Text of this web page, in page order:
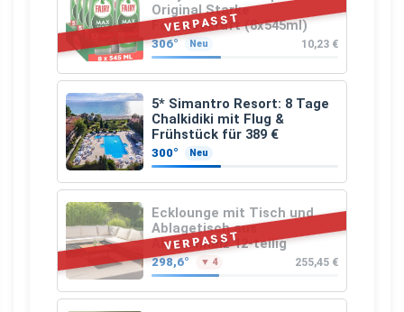
VERPASST
Original Starke
Fettlösekraft (8x545ml)
306° Neu 10,23 €
5* Simantro Resort: 8 Tage
Chalkidiki mit Flug &
Frühstück für 389 €
300° Neu
VERPASST
Ecklounge mit Tisch und
Ablagetisch aus
Akazienholz 12-teilig
298,6° ▼ 4 255,45 €